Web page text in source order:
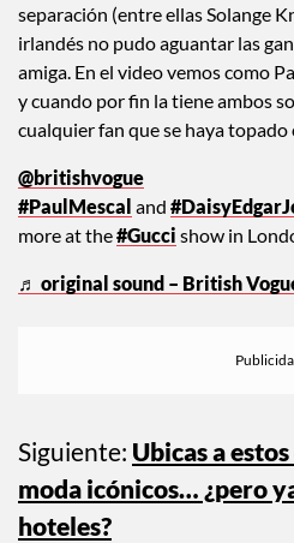
separación (entre ellas Solange
irlandés no pudo aguantar las
amiga. En el video vemos como
y cuando por fin la tiene ambos
cualquier fan que se haya topado
@britishvogue
#PaulMescal and
more at the#Gucci show in
♬ original sound – British
Siguiente: Ubicas a
moda icónicos… ¿pero
hoteles?